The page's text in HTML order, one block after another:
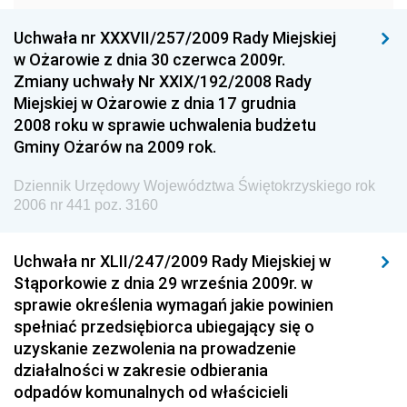
Dziennik Urzędowy Ministra Gospodarki
Dziennik Urzędowy Urzędu Ochrony Konkurencji i
Konsumentów
Dziennik Urzędowy Ministra Pracy i Polityki
Społecznej
Dziennik Urzędowy Urzędu Lotnictwa Cywilnego
Dziennik Urzędowy Ministerstwa Hutnictwa i
Przemysłu Maszynowego
Dziennik Urzędowy Ministerstwa Zdrowia i Opieki
Społecznej
Dziennik Urzędowy Ministerstwa Rolnictwa, Leśnictwa
i Gospodarki Żywnościowej
Uchwała nr XXXVII/257/2009 Rady Miejskiej
w Ożarowie z dnia 30 czerwca 2009r.
Zmiany uchwały Nr XXIX/192/2008 Rady
Miejskiej w Ożarowie z dnia 17 grudnia
2008 roku w sprawie uchwalenia budżetu
Gminy Ożarów na 2009 rok.
Dziennik Urzędowy Województwa Świętokrzyskiego rok
2006 nr 441 poz. 3160
Uchwała nr XLII/247/2009 Rady Miejskiej w
Stąporkowie z dnia 29 września 2009r. w
sprawie określenia wymagań jakie powinien
spełniać przedsiębiorca ubiegający się o
uzyskanie zezwolenia na prowadzenie
działalności w zakresie odbierania
odpadów komunalnych od właścicieli